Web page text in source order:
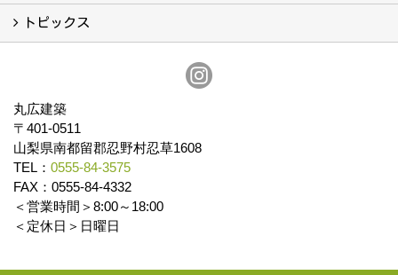
ブログ
トピックス
丸広建築
〒401-0511
山梨県南都留郡忍野村忍草1608
TEL： 0555-84-3575
FAX：0555-84-4332
＜営業時間＞8:00～18:00
＜定休日＞日曜日